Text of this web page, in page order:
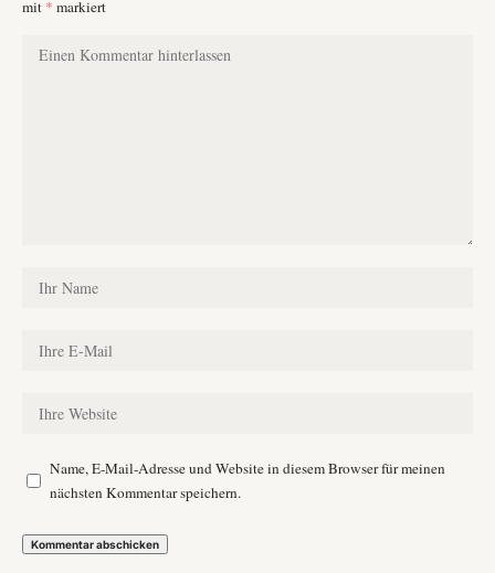
mit * markiert
Name, E-Mail-Adresse und Website in diesem Browser für meinen
nächsten Kommentar speichern.